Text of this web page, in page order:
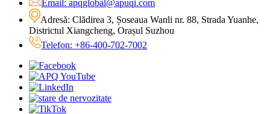
Email: apqglobal@apuqi.com
Adresă: Clădirea 3, Șoseaua Wanli nr. 88, Strada Yuanhe,
Districtul Xiangcheng, Orașul Suzhou
Telefon: +86-400-702-7002